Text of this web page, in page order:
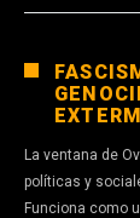
La ventana de
políticas y
Funciona como